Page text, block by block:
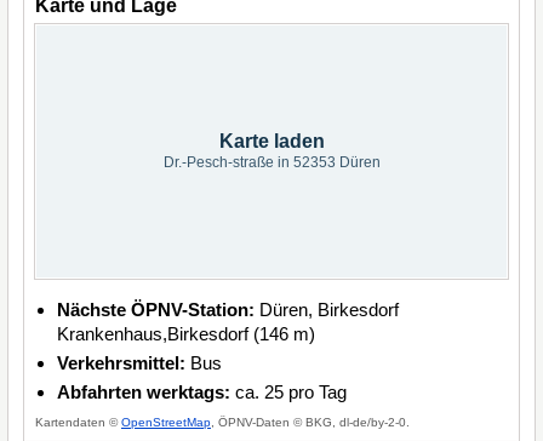
Karte und Lage
Karte laden
Dr.-Pesch-straße in 52353 Düren
Nächste ÖPNV-Station: Düren, Birkesdorf
Krankenhaus,Birkesdorf (146 m)
Verkehrsmittel: Bus
Abfahrten werktags: ca. 25 pro Tag
Kartendaten ©OpenStreetMap , ÖPNV-Daten © BKG, dl-de/by-2-0.